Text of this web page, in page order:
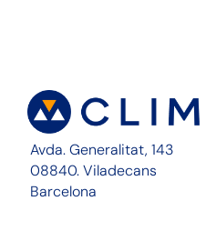
Avda. Generalitat, 143
08840. Viladecans
Barcelona